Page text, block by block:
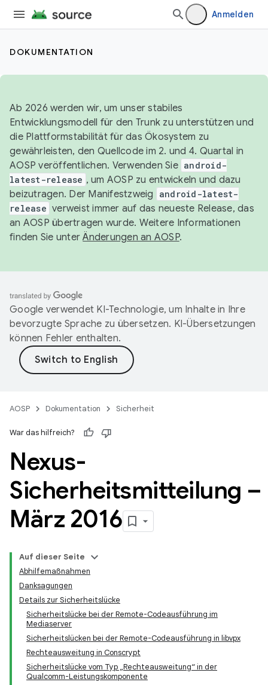
Anmelden
DOKUMENTATION
Ab 2026 werden wir, um unser stabiles
Entwicklungsmodell für den Trunk zu unterstützen und
die Plattformstabilität für das Ökosystem zu
gewährleisten, den Quellcode im 2. und 4. Quartal in
AOSP veröffentlichen. Verwenden Sie android-
latest-release , um AOSP zu entwickeln und dazu
beizutragen. Der Manifestzweig
android-latest-
release verweist immer auf das neueste Release, das
an AOSP übertragen wurde. Weitere Informationen
finden Sie unterÄnderungen an AOSP.
Google verwendet KI-Technologie, um Inhalte in Ihre
bevorzugte Sprache zu übersetzen. KI-Übersetzungen
können Fehler enthalten.
AOSP Dokumentation Sicherheit
War das hilfreich?
Nexus-
Sicherheitsmitteilung –
März 2016
Auf dieser Seite
Abhilfemaßnahmen
Danksagungen
Details zur Sicherheitslücke
Sicherheitslücke bei der Remote-Codeausführung im
Mediaserver
Sicherheitslücken bei der Remote-Codeausführung in libvpx
Rechteausweitung in Conscrypt
Sicherheitslücke vom Typ „Rechteausweitung“ in der
Qualcomm-Leistungskomponente